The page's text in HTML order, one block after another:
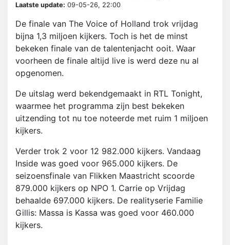
Laatste update: 09-05-26, 22:00
De finale van The Voice of Holland trok vrijdag
bijna 1,3 miljoen kijkers. Toch is het de minst
bekeken finale van de talentenjacht ooit. Waar
voorheen de finale altijd live is werd deze nu al
opgenomen.
De uitslag werd bekendgemaakt in RTL Tonight,
waarmee het programma zijn best bekeken
uitzending tot nu toe noteerde met ruim 1 miljoen
kijkers.
Verder trok 2 voor 12 982.000 kijkers. Vandaag
Inside was goed voor 965.000 kijkers. De
seizoensfinale van Flikken Maastricht scoorde
879.000 kijkers op NPO 1. Carrie op Vrijdag
behaalde 697.000 kijkers. De realityserie Familie
Gillis: Massa is Kassa was goed voor 460.000
kijkers.